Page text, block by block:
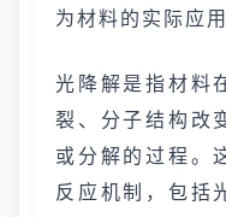
为材料的实际应
光降解是指材料
裂、分子结构改
或分解的过程。
反应机制，包括